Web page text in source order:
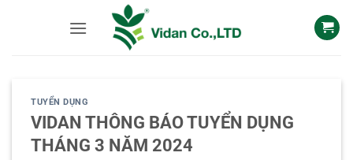
TUYỂN DỤNG
VIDAN THÔNG BÁO TUYỂN DỤNG
THÁNG 3 NĂM 2024